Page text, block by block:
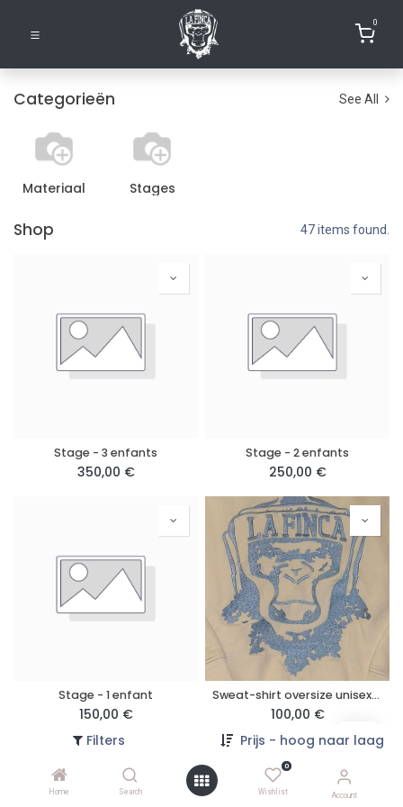
Filters Prijs - hoog naar laag
Home Search
0
Wishlist Account
0
Categorieën See All
Materiaal Stages
Shop 47 items found.
Stage - 3 enfants
350,00 €
Stage - 2 enfants
250,00 €
Stage - 1 enfant
150,00 €
Sweat-shirt oversize unisexe série special (Broderie)
100,00 €